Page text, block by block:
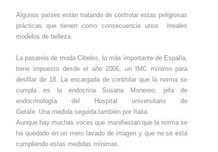
Algunos países están tratando de controlar estas peligrosas
prácticas que tienen como consecuencia unos irreales
modelos de belleza.
La pasarela de moda Cibeles, la más importante de España,
tiene impuesto desde el año 2006, un IMC mínimo para
desfilar de 18. La encargada de controlar que la norma se
cumpla es la endocrina Susana Monereo, jefa de
endocrinología del Hospital universitario de
Getafe. Una medida seguida también por Italia.
Aunque hay muchas voces que manifiestan que la norma se
ha quedado en un mero lavado de imagen y que no se está
cumpliendo estas medidas mínimas.